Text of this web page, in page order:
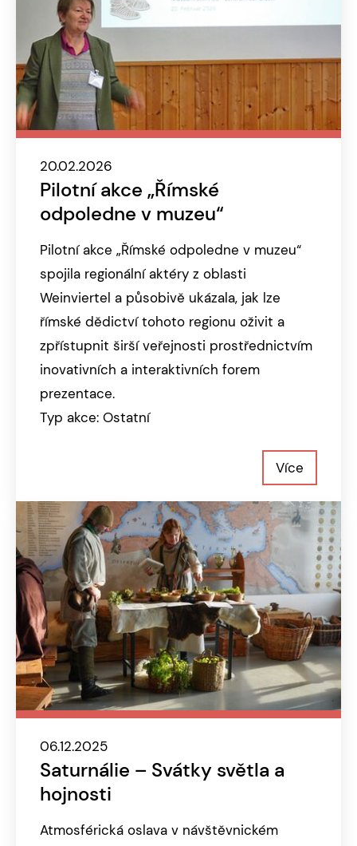
20.02.2026
Pilotní akce „Římské
odpoledne v muzeu“
Pilotní akce „Římské odpoledne v muzeu“
spojila regionální aktéry z oblasti
Weinviertel a působivě ukázala, jak lze
římské dědictví tohoto regionu oživit a
zpřístupnit širší veřejnosti prostřednictvím
inovativních a interaktivních forem
prezentace.
Typ akce: Ostatní
Více
06.12.2025
Saturnálie – Svátky světla a
hojnosti
Atmosférická oslava v návštěvnickém